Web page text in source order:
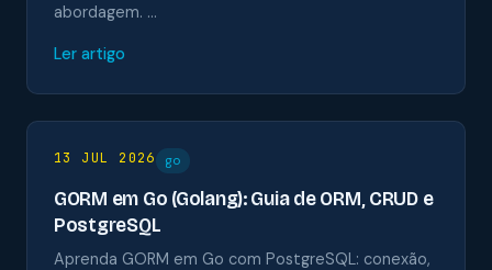
abordagem. …
Ler artigo
13 JUL 2026 go
GORM em Go (Golang): Guia de ORM, CRUD e
PostgreSQL
Aprenda GORM em Go com PostgreSQL: conexão,